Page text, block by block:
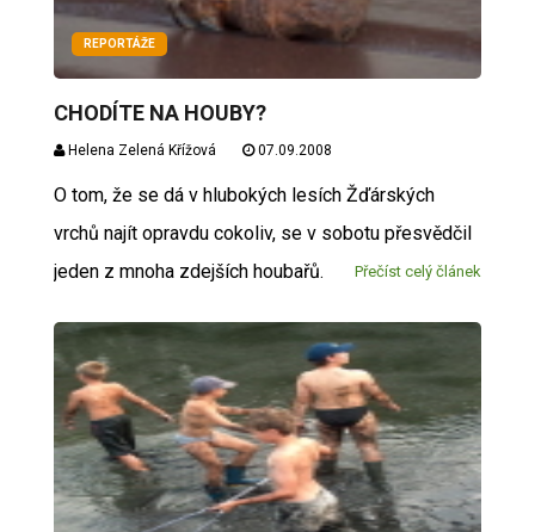
REPORTÁŽE
CHODÍTE NA HOUBY?
Helena Zelená Křížová 07.09.2008
O tom, že se dá v hlubokých lesích Žďárských
vrchů najít opravdu cokoliv, se v sobotu přesvědčil
jeden z mnoha zdejších houbařů.
Přečíst celý článek